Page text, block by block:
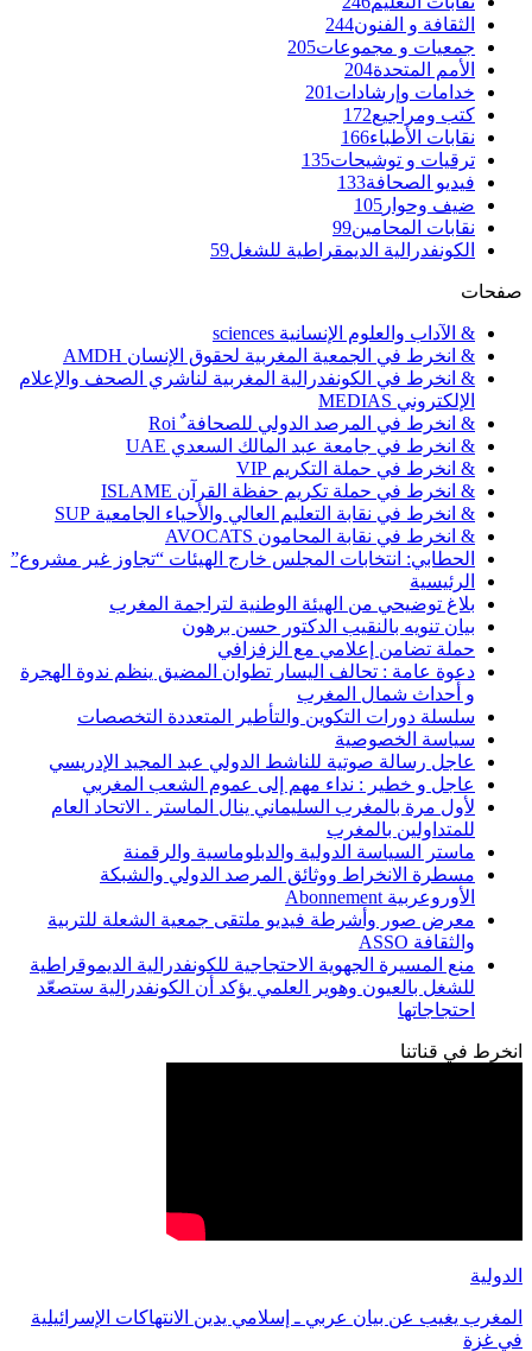
الثقافة و الفنون244
جمعيات و مجموعات205
الأمم المتحدة204
خدامات وإرشادات 201
كتب ومراجيع172
نقابات الأطباء166
ترقيات و توشيحات135
فيديو الصحافة133
ضيف وحوار 105
نقابات المحامين99
الكونفدرالية الديمقراطية للشغل59
صفحات
& الآداب والعلوم الإنسانية sciences
& انخرط في الجمعية المغربية لحقوق الإنسان AMDH
& انخرط في الكونفدرالية المغربية لناشري الصحف والإعلام
الإلكتروني MEDIAS
& انخرط في المرصد الدولي للصحافة ٌ Roi
& انخرط في جامعة عبد المالك السعدي UAE
& انخرط في حملة التكريم VIP
& انخرط في حملة تكريم حفظة القرآن ISLAME
& انخرط في نقابة التعليم العالي والأحياء الجامعية SUP
& انخرط في نقابة المحامون AVOCATS
الحطابي: انتخابات المجلس خارج الهيئات “تجاوز غير مشروع”
الرئيسية
بلاغ توضيحي من الهيئة الوطنية لتراجمة المغرب
بيان تنويه بالنقيب الدكتور حسن برهون
حملة تضامن إعلامي مع الزفزافي
دعوة عامة : تحالف اليسار تطوان المضيق ينظم ندوة الهجرة
و أحداث شمال المغرب
سلسلة دورات التكوين والتأطير المتعددة التخصصات
سياسة الخصوصية
عاجل رسالة صوتية للناشط الدولي عبد المجيد الإدريسي
عاجل و خطير : نداء مهم إلى عموم الشعب المغربي
لأول مرة بالمغرب السليماني ينال الماستر . الاتحاد العام
للمتداولين بالمغرب
ماستر السياسة الدولية والدبلوماسية والرقمنة
مسطرة الانخراط ووثائق المرصد الدولي والشبكة
الأوروعربية Abonnement
معرض صور وأشرطة فيديو ملتقى جمعية الشعلة للتربية
والثقافة ASSO
منع المسيرة الجهوية الاحتجاجية للكونفدرالية الديموقراطية
للشغل بالعيون وهوير العلمي يؤكد أن الكونفدرالية ستصعّد
احتجاجاتها
انخرط في قناتنا
الدولية
المغرب يغيب عن بيان عربي ـ إسلامي يدين الانتهاكات الإسرائيلية
في غزة